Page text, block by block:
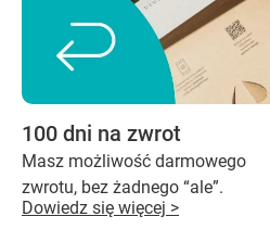
100 dni na zwrot
Masz możliwość darmowego
zwrotu, bez żadnego “ale”.
Dowiedz się więcej >